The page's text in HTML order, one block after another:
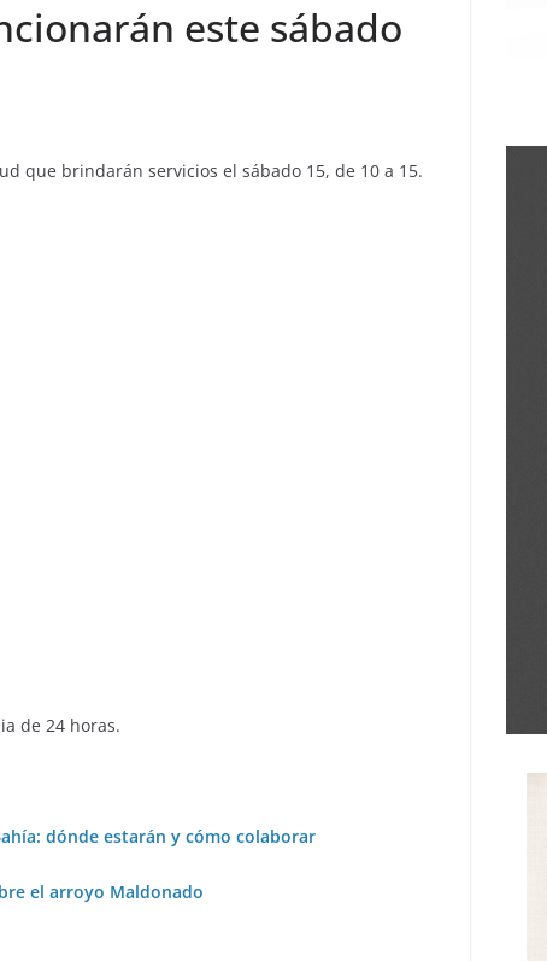
este sábado
que brindarán servicios el sábado 15, de 10 a 15.
de 24 horas.
dónde estarán y cómo colaborar
el arroyo Maldonado